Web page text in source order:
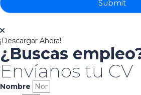
Submit
¡Descargar Ahora!
¿Buscas
Envíanos tu CV
Nombre